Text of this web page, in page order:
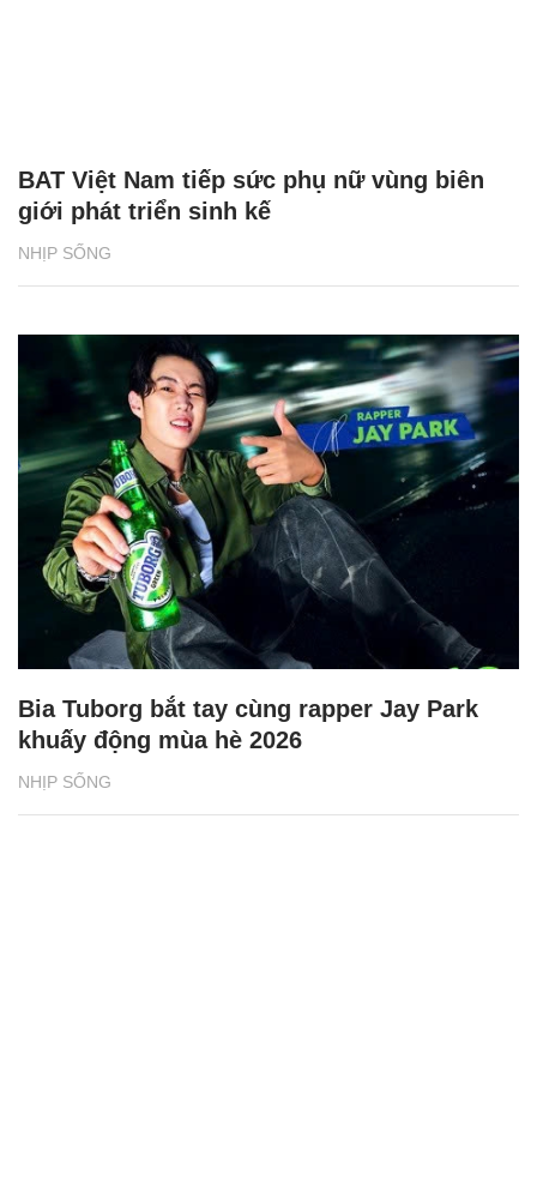
NHỊP SỐNG
BAT Việt Nam tiếp sức phụ nữ vùng biên
giới phát triển sinh kế
NHỊP SỐNG
Bia Tuborg bắt tay cùng rapper Jay Park
khuấy động mùa hè 2026